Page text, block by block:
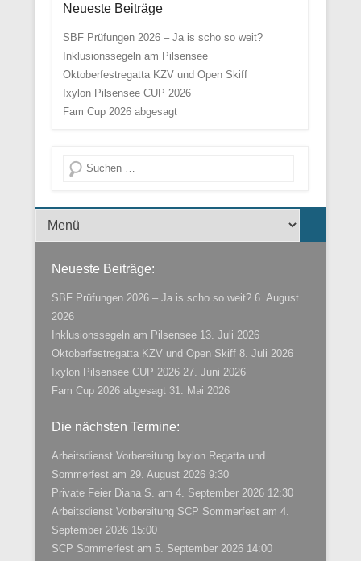
Neueste Beiträge
SBF Prüfungen 2026 – Ja is scho so weit?
Inklusionssegeln am Pilsensee
Oktoberfestregatta KZV und Open Skiff
Ixylon Pilsensee CUP 2026
Fam Cup 2026 abgesagt
Suche
Menü der Fußzeile
Neueste Beiträge:
SBF Prüfungen 2026 – Ja is scho so weit? 6. August
2026
Inklusionssegeln am Pilsensee 13. Juli 2026
Oktoberfestregatta KZV und Open Skiff 8. Juli 2026
Ixylon Pilsensee CUP 2026 27. Juni 2026
Fam Cup 2026 abgesagt 31. Mai 2026
Die nächsten Termine:
Arbeitsdienst Vorbereitung Ixylon Regatta und
Sommerfest am 29. August 2026 9:30
Private Feier Diana S. am 4. September 2026 12:30
Arbeitsdienst Vorbereitung SCP Sommerfest am 4.
September 2026 15:00
SCP Sommerfest am 5. September 2026 14:00